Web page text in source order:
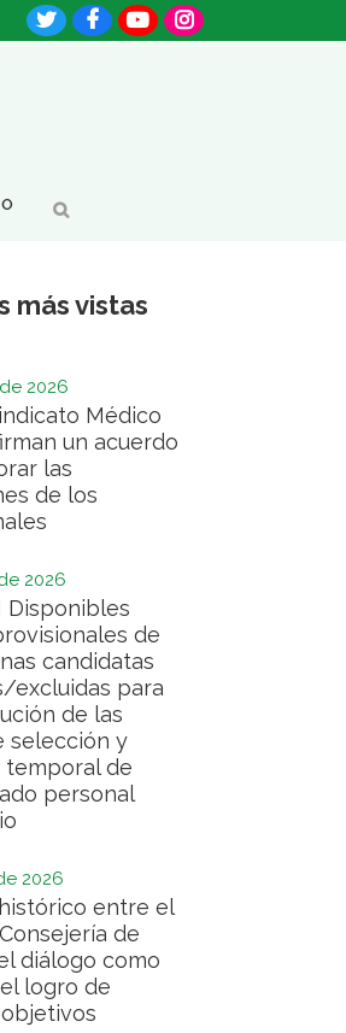
más vistas
2026
Médico
un acuerdo
las
de los
2026
Disponibles
de
candidatas
excluidas para
de las
selección y
temporal de
personal
2026
entre el
de
diálogo como
logro de